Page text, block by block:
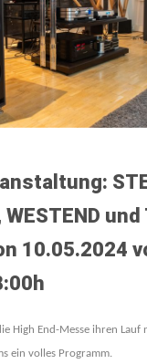
WESTEND und
10.05.2024
High End-Messe ihren Lauf
ein volles Programm.